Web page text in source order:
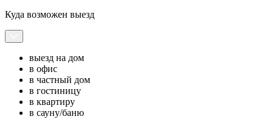
Куда возможен выезд
выезд на дом
в офис
в частный дом
в гостиницу
в квартиру
в сауну/баню